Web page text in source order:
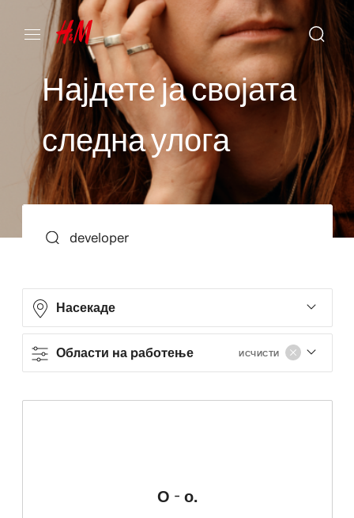
Најдетејасвојата
следнаулога
Насекаде
Области на работење ИСЧИСТИ
О - о.